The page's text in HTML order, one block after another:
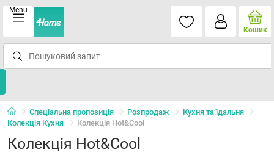
Menu
Кошик
Спеціальна пропозиція Розпродаж
Кухня та їдальня
Колекція Кухня
Колекція Hot&Cool
Колекція Hot&Cool